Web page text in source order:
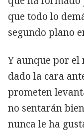
que todo lo
segundo plano
Y aunque por el
dado la cara
prometen
no sentarán
nunca le ha